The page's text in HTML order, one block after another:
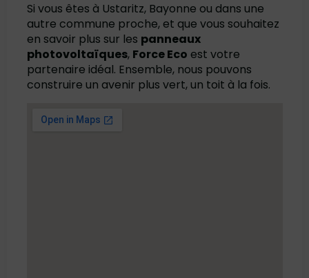
Si vous êtes à Ustaritz, Bayonne ou dans une
autre commune proche, et que vous souhaitez
en savoir plus sur les panneaux
photovoltaïques, Force Eco est votre
partenaire idéal. Ensemble, nous pouvons
construire un avenir plus vert, un toit à la fois.